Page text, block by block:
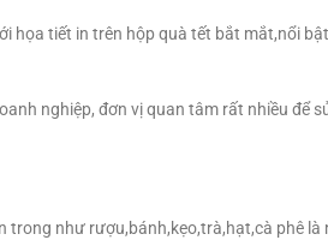
họa tiết in trên hộp quà tết bắt mắt,nổi
nghiệp, đơn vị quan tâm rất nhiều để
trong như rượu,bánh,kẹo,trà,hạt,cà phê là